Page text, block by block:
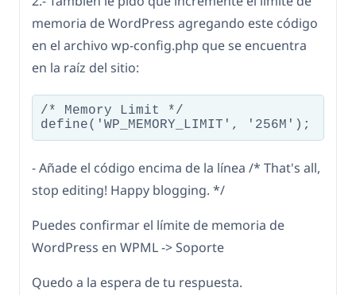
memoria de WordPress agregando este código
en el archivo wp-config.php que se encuentra
en la raíz del sitio:
/* Memory Limit */
define('WP_MEMORY_LIMIT', '256M');
- Añade el código encima de la línea /* That's all,
stop editing! Happy blogging. */
Puedes confirmar el límite de memoria de
WordPress en WPML -> Soporte
Quedo a la espera de tu respuesta.